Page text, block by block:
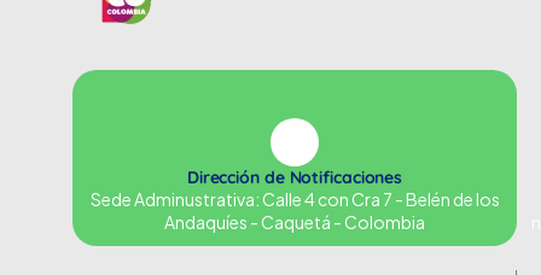
Dirección de Notificaciones
Sede Adminustrativa: Calle 4 con Cra 7 - Belén de los
Andaquíes - Caquetá - Colombia